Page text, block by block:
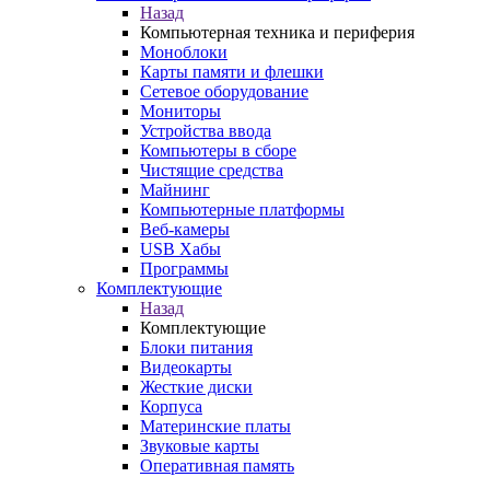
Назад
Компьютерная техника и периферия
Моноблоки
Карты памяти и флешки
Сетевое оборудование
Мониторы
Устройства ввода
Компьютеры в сборе
Чистящие средства
Майнинг
Компьютерные платформы
Веб-камеры
USB Хабы
Программы
Комплектующие
Назад
Комплектующие
Блоки питания
Видеокарты
Жесткие диски
Корпуса
Материнские платы
Звуковые карты
Оперативная память